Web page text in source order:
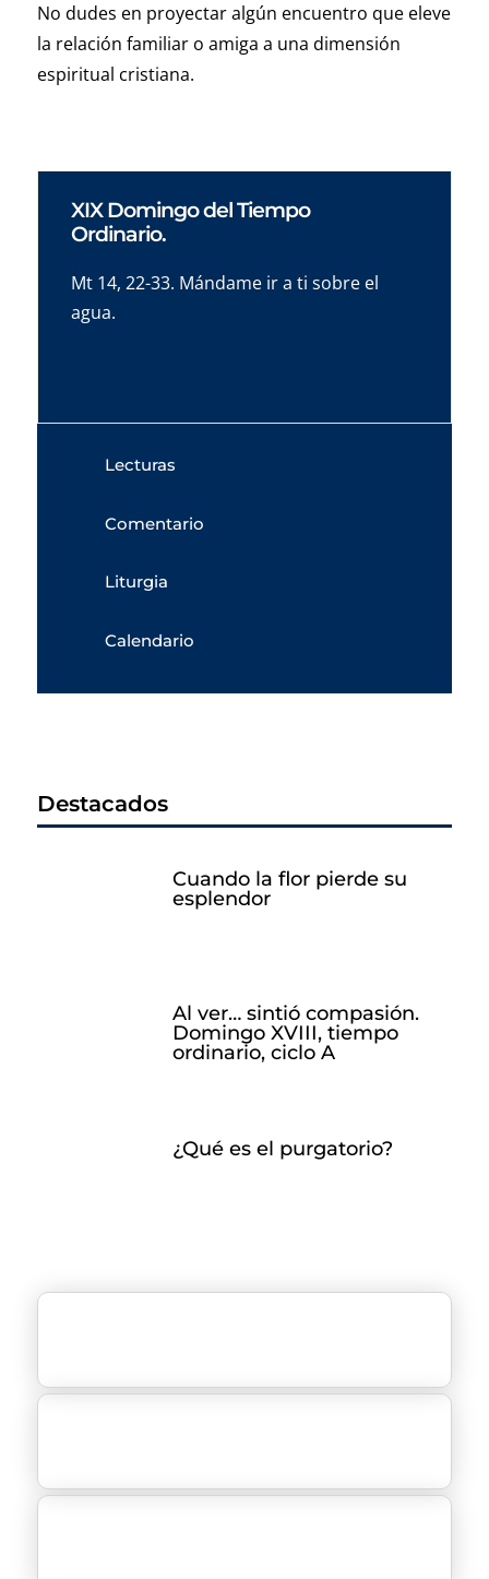
No dudes en proyectar algún encuentro que eleve
la relación familiar o amiga a una dimensión
espiritual cristiana.
XIX Domingo del Tiempo
Ordinario.
Mt 14, 22-33. Mándame ir a ti sobre el
agua.
Lecturas
Comentario
Liturgia
Calendario
Destacados
Cuando la flor pierde su
esplendor
Al ver… sintió compasión.
Domingo XVIII, tiempo
ordinario, ciclo A
¿Qué es el purgatorio?